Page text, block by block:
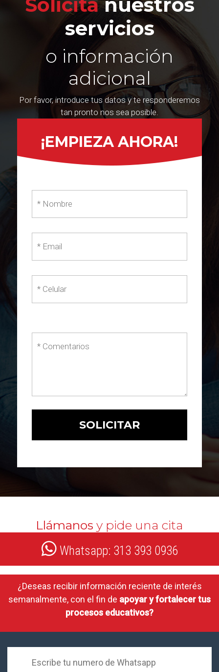
servicios
o información
adicional
Por favor, introduce tus datos y te responderemos
tan pronto nos sea posible.
¡EMPIEZA AHORA!
Llámanos y pide una cita
Whatsapp: 313 393 0936
¿Deseas recibir información reciente de interés
semanalmente, con el fin de apoyar y fortalecer tus
procesos educativos?